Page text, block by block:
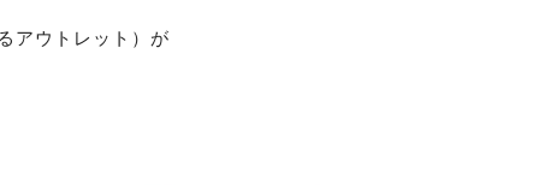
アウトレット）が